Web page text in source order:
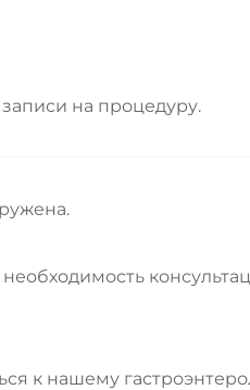
на процедуру.
к нашему